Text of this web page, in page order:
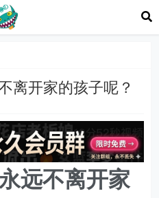
离开家的孩子呢？
远不离开家